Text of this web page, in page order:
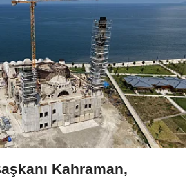
Kahraman,